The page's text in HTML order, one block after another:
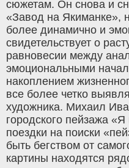
сюжетам. Он снова и
«Завод на Якиманке»,
более динамично и
свидетельствует о
равновесии между
эмоциональными
накоплением
все более четко
художника. Михаил
городского пейзажа
поездки на поиски
быть бегством от
картины находятся